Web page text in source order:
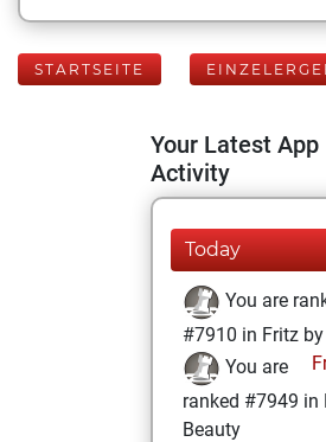
STARTSEITE
Your Latest App
Activity
Today
You are
#7910 in Fritz
You are
ranked #7949 in
Beauty